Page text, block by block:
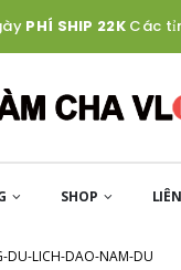
PHÍ SHIP 22K Các
SHOP
DU-LICH-DAO-NAM-DU